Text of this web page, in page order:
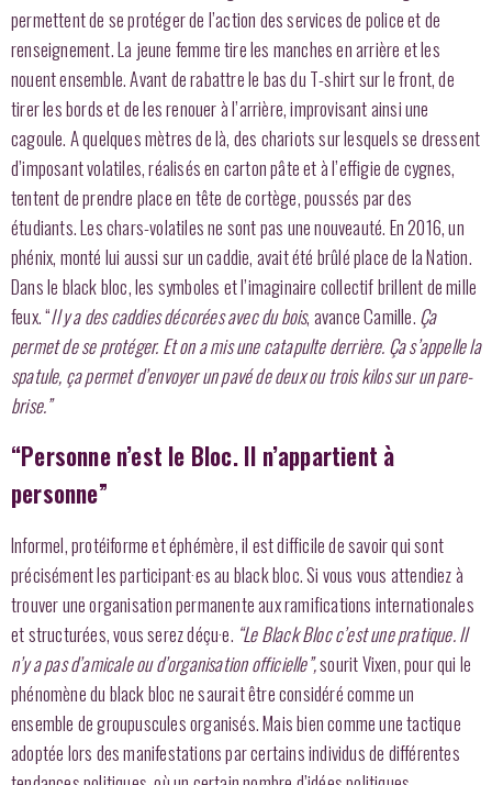
permettent de se protéger de l’action des services de police et de
renseignement. La jeune femme tire les manches en arrière et les
nouent ensemble. Avant de rabattre le bas du T-shirt sur le front, de
tirer les bords et de les renouer à l’arrière, improvisant ainsi une
cagoule. A quelques mètres de là, des chariots sur lesquels se dressent
d’imposant volatiles, réalisés en carton pâte et à l’effigie de cygnes,
tentent de prendre place en tête de cortège, poussés par des
étudiants. Les chars-volatiles ne sont pas une nouveauté. En 2016, un
phénix, monté lui aussi sur un caddie, avait été brûlé place de la Nation.
Dans le black bloc, les symboles et l’imaginaire collectif brillent de mille
feux. “Il y a des caddies décorées avec du bois, avance Camille. Ça
permet de se protéger. Et on a mis une catapulte derrière. Ça s’appelle la
spatule, ça permet d’envoyer un pavé de deux ou trois kilos sur un pare-
brise.”
“Personne n’est le Bloc. Il n’appartient à
personne”
Informel, protéiforme et éphémère, il est difficile de savoir qui sont
précisément les participant·es au black bloc. Si vous vous attendiez à
trouver une organisation permanente aux ramifications internationales
et structurées, vous serez déçu·e. “Le Black Bloc c’est une pratique. Il
n’y a pas d’amicale ou d’organisation officielle”,sourit Vixen, pour qui le
phénomène du black bloc ne saurait être considéré comme un
ensemble de groupuscules organisés. Mais bien comme une tactique
adoptée lors des manifestations par certains individus de différentes